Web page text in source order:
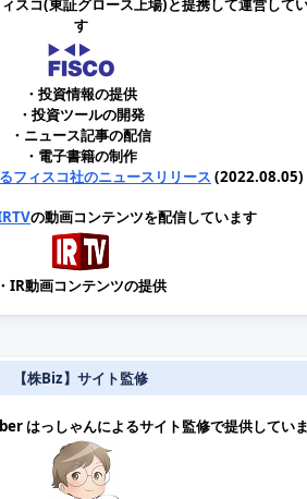
スコ(東証グロース上場)と提携して運営して
す
・投資情報の提供
・投資ツールの開発
・ニュース記事の配信
・電子書籍の制作
フィスコ社のニュースリリース (2022.08.05)
の動画コンテンツを配信しています
・IR動画コンテンツの提供
【株Biz】サイト監修
はっしゃんによるサイト監修で提供してい